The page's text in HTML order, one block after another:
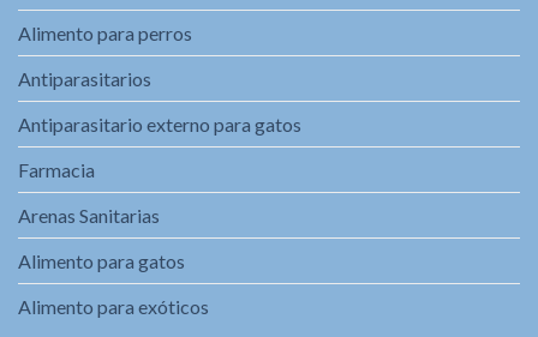
Alimento para perros
Antiparasitarios
Antiparasitario externo para gatos
Farmacia
Arenas Sanitarias
Alimento para gatos
Alimento para exóticos